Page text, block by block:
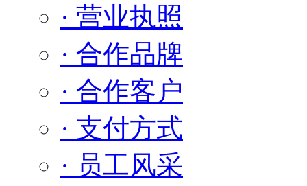
· 营业执照
· 合作品牌
· 合作客户
· 支付方式
· 员工风采